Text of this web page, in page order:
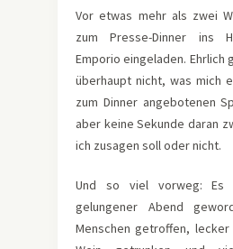
Vor etwas mehr als zwei
zum Presse-Dinner ins
Emporio eingeladen. Ehrlich
überhaupt nicht, was mich
zum Dinner angebotenen
aber keine Sekunde daran
ich zusagen soll oder nicht.
Und so viel vorweg: Es
gelungener Abend
Menschen getroffen,